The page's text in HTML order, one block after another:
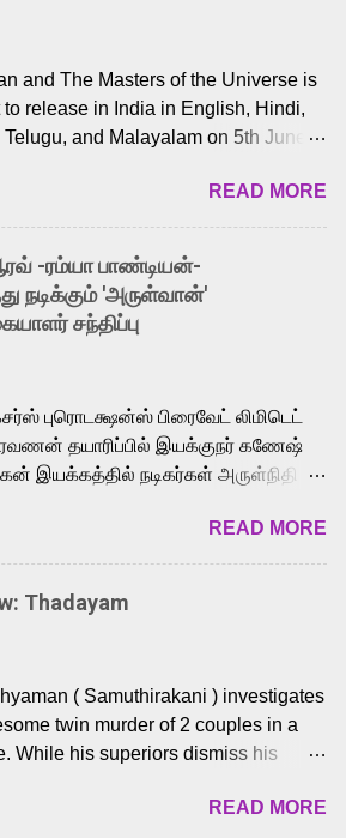
and The Masters of the Universe is
to release in India in English, Hindi,
Telugu, and Malayalam on 5th June,
a lot of love from cult He-Man fans
audiences an exciting glimpse
world of Eternia, the recently
Tamil trailer has also generated
excitement among Tamil audiences.
to the growing buzz is the film’s
superhero He-Man. Known for
songs like “Behene De” from
“Oru Maalai” from Ghajini, and
for his versatile voice and strong
over multiple languages, making
fit for the legendary character.
voices the menacing Skeletor
the Tamil, Malayalam, and Telugu
Joining them is Action King Arjun...
READ MORE
-ரம்யா பாண்டியன்-
நடிக்கும் 'அருள்வான்'
சந்திப்பு
புரொடக்ஷன்ஸ் பிரைவேட் லிமிடெட்
தயாரிப்பில் இயக்குநர் கணேஷ்
இயக்கத்தில் நடிகர்கள் அருள்நிதி -
வேடத்தில் இணைந்து நடித்திருக்கும்
திரைப்படத்தினை
சந்திப்பு சென்னையில்
இயக்குநர் கணேஷ் விநாயகன்
உருவாகியுள்ள 'அருள்வான்'
ரம்யா பாண்டியன், வி டி வி கணேஷ் ,
பேபி கிருத்திகா, 'பருத்திவீரன்'
ஹரிஷ் உத்தமன் உள்ளிட்ட பலர்
இந்த திரைப்படத்திற்கு ஜீ. வி.
READ MORE
Thadayam
( Samuthirakani ) investigates
twin murder of 2 couples in a
While his superiors dismiss his
) believes in him and makes him
READ MORE